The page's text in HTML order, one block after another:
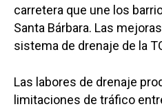
carretera que une los
Santa Bárbara. Las
sistema de drenaje de la
Las labores de drenaje
limitaciones de tráfico